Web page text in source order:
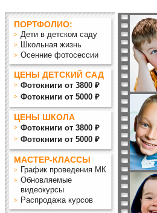
ПОРТФОЛИО:
Дети в детском саду
Школьная жизнь
Осенние фотосессии
ЦЕНЫ ДЕТСКИЙ САД
Фотокниги от 3800 ₽
Фотокниги от 5000 ₽
ЦЕНЫ ШКОЛА
Фотокниги от 3800 ₽
Фотокниги от 5000 ₽
МАСТЕР-КЛАССЫ
График проведения МК
Обновляемые
видеокурсы
Распродажа курсов